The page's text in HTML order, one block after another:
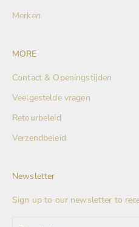
Merken
MORE
Contact & Openingstijden
Veelgestelde vragen
Retourbeleid
Verzendbeleid
Newsletter
Sign up to our newsletter to